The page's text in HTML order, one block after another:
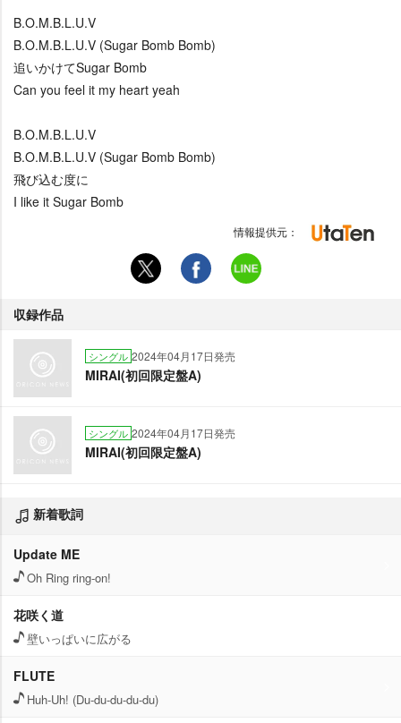
B.O.M.B.L.U.V
B.O.M.B.L.U.V (Sugar Bomb Bomb)
追いかけてSugar Bomb
Can you feel it my heart yeah
B.O.M.B.L.U.V
B.O.M.B.L.U.V (Sugar Bomb Bomb)
飛び込む度に
I like it Sugar Bomb
情報提供元：
収録作品
シングル 2024年04月17日発売
MIRAI(初回限定盤A)
シングル 2024年04月17日発売
MIRAI(初回限定盤A)
新着歌詞
Update ME
Oh Ring ring-on!
花咲く道
壁いっぱいに広がる
FLUTE
Huh-Uh! (Du-du-du-du-du)